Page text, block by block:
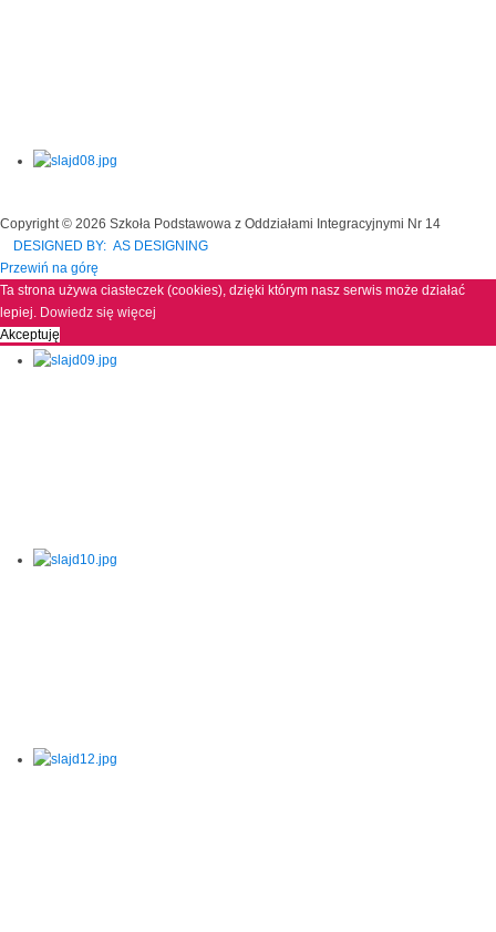
Copyright © 2026 Szkoła Podstawowa z Oddziałami Integracyjnymi Nr 14
DESIGNED BY: AS DESIGNING
Przewiń na górę
Ta strona używa ciasteczek (cookies), dzięki którym nasz serwis może działać
lepiej. Dowiedz się więcej
Akceptuję